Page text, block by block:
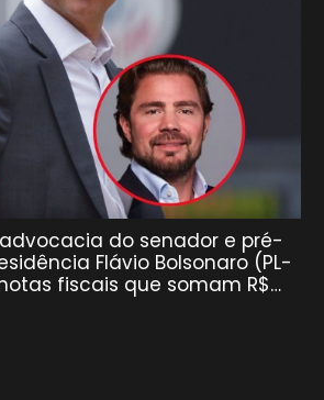
do senador e pré-
Flávio Bolsonaro (PL-
fiscais que somam R$…